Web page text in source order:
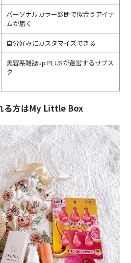
パーソナルカラー診断で似合うアイテ
ムが届く
自分好みにカスタマイズできる
美容系雑誌up PLUSが運営するサブス
ク
る方はMy Little Box